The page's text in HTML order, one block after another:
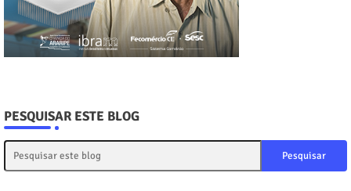
PESQUISAR ESTE BLOG